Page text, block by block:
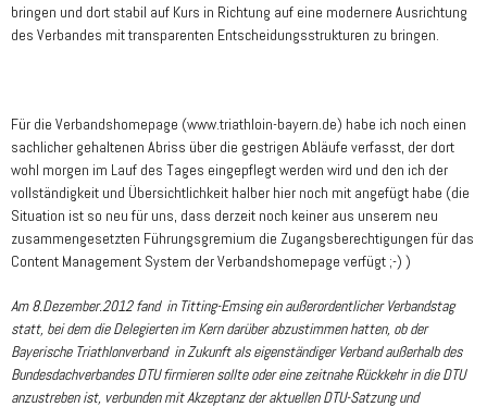
bringen und dort stabil auf Kurs in Richtung auf eine modernere Ausrichtung
des Verbandes mit transparenten Entscheidungsstrukturen zu bringen.
Für die Verbandshomepage (www.triathloin-bayern.de) habe ich noch einen
sachlicher gehaltenen Abriss über die gestrigen Abläufe verfasst, der dort
wohl morgen im Lauf des Tages eingepflegt werden wird und den ich der
vollständigkeit und Übersichtlichkeit halber hier noch mit angefügt habe (die
Situation ist so neu für uns, dass derzeit noch keiner aus unserem neu
zusammengesetzten Führungsgremium die Zugangsberechtigungen für das
Content Management System der Verbandshomepage verfügt ;-) )
Am 8.Dezember.2012 fand in Titting-Emsing ein außerordentlicher Verbandstag
statt, bei dem die Delegierten im Kern darüber abzustimmen hatten, ob der
Bayerische Triathlonverband in Zukunft als eigenständiger Verband außerhalb des
Bundesdachverbandes DTU firmieren sollte oder eine zeitnahe Rückkehr in die DTU
anzustreben ist, verbunden mit Akzeptanz der aktuellen DTU-Satzung und